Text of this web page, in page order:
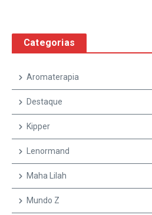
Categorias
Aromaterapia
Destaque
Kipper
Lenormand
Maha Lilah
Mundo Z